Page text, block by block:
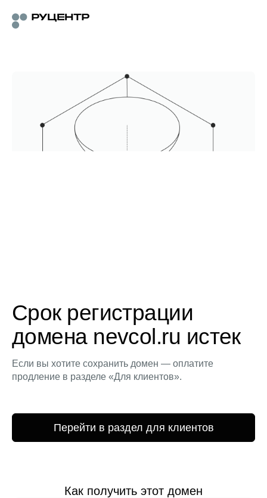
Срок регистрации
домена nevcol.ru истек
Если вы хотите сохранить домен — оплатите
продление в разделе «Для клиентов».
Перейти в раздел для клиентов
Как получить этот домен